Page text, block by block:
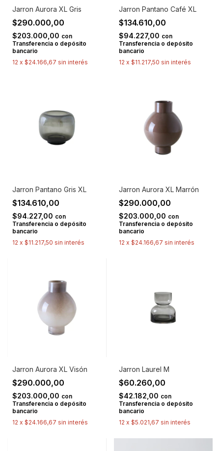
Jarron Aurora XL Gris
$290.000,00
$203.000,00 con
Transferencia o depósito
bancario
12 x $24.166,67 sin interés
Jarron Pantano Café XL
$134.610,00
$94.227,00 con
Transferencia o depósito
bancario
12 x $11.217,50 sin interés
Jarron Pantano Gris XL
$134.610,00
$94.227,00 con
Transferencia o depósito
bancario
12 x $11.217,50 sin interés
Jarron Aurora XL Marrón
$290.000,00
$203.000,00 con
Transferencia o depósito
bancario
12 x $24.166,67 sin interés
Jarron Aurora XL Visón
$290.000,00
$203.000,00 con
Transferencia o depósito
bancario
12 x $24.166,67 sin interés
Jarron Laurel M
$60.260,00
$42.182,00 con
Transferencia o depósito
bancario
12 x $5.021,67 sin interés